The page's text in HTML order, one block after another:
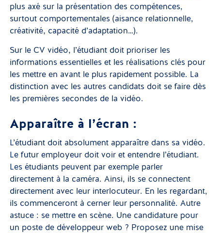
plus axé sur la présentation des compétences,
surtout comportementales (aisance relationnelle,
créativité, capacité d’adaptation…).
Sur le CV vidéo, l’étudiant doit prioriser les
informations essentielles et les réalisations clés pour
les mettre en avant le plus rapidement possible. La
distinction avec les autres candidats doit se faire dès
les premières secondes de la vidéo.
Apparaître à l’écran :
L’étudiant doit absolument apparaître dans sa vidéo.
Le futur employeur doit voir et entendre l’étudiant.
Les étudiants peuvent par exemple parler
directement à la caméra. Ainsi, ils se connectent
directement avec leur interlocuteur. En les regardant,
ils commenceront à cerner leur personnalité. Autre
astuce : se mettre en scène. Une candidature pour
un poste de développeur web ? Proposez une mise